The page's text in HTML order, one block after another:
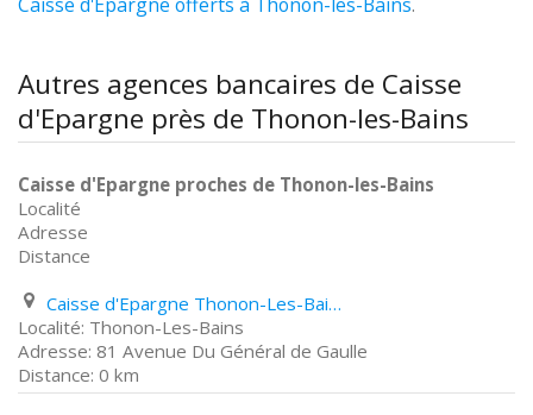
Autres agences bancaires de Caisse
d'Epargne près de Thonon-les-Bains
Caisse d'Epargne proches de Thonon-les-Bains
Localité
Adresse
Distance
Caisse d'Epargne Thonon-Les-Bains 81 Avenue Du Général de Gaulle
Thonon-Les-Bains
81 Avenue Du Général de Gaulle
0 km